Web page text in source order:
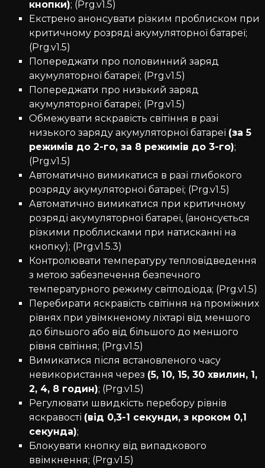
кнопки); (Prg.v1.5)
Екстрено анонсувати різким проблиском при
критичному розряді акумуляторної батареї;
(Prg.v1.5)
Попереджати про половинний заряд
акумуляторної батареї; (Prg.v1.5)
Попереджати про низький заряд
акумуляторної батареї; (Prg.v1.5)
Обмежувати яскравість світіння в разі
низького заряду акумуляторної батареї (за 5
режимів до 2-го, за 8 режимів до 3-го);
(Prg.v1.5)
Автоматично вимикатися в разі глибокого
розряду акумуляторної батареї; (Prg.v1.5)
Автоматично вимикатися при критичному
розряді акумуляторної батареї, (анонсується
різкими проблисками при натисканні на
кнопку); (Prg.v1.5.3)
Контролювати температуру тепловідведення
з метою забезпечення безпечного
температурного режиму світлодіода; (Prg.v1.5)
Перебирати яскравість світіння на проміжних
рівнях при увімкненому ліхтарі від меншого
до більшого або від більшого до меншого
рівня світіння; (Prg.v1.5)
Вимикатися після встановленого часу
невикористання через (5, 10, 15, 30 хвилин, 1,
2, 4, 8 годин); (Prg.v1.5)
Регулювати швидкість перебору рівнів
яскравості (від 0,3-1 секунди, з кроком 0,1
секунда);
Блокувати кнопку від випадкового
ввімкнення; (Prg.v1.5)